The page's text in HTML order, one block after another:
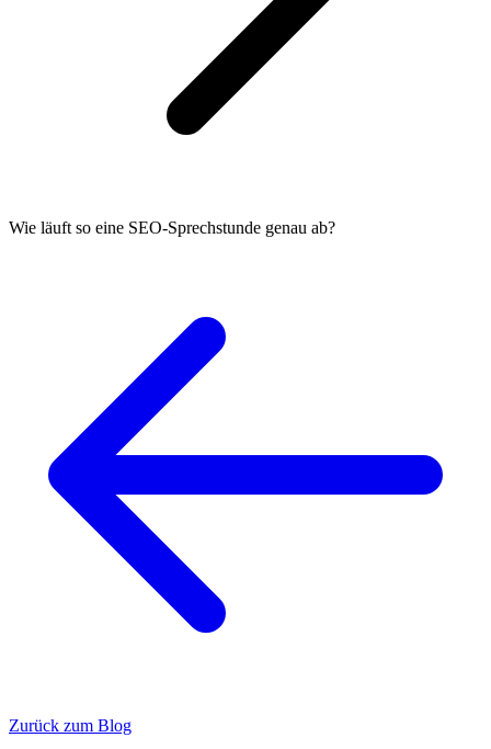
Wie läuft so eine SEO-Sprechstunde genau ab?
Zurück zum Blog